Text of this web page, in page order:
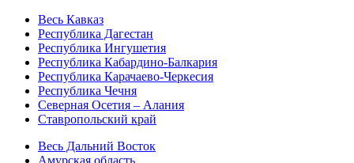
Весь Кавказ
Республика Дагестан
Республика Ингушетия
Республика Кабардино-Балкария
Республика Карачаево-Черкесия
Республика Чечня
Северная Осетия – Алания
Ставропольский край
Весь Дальний Восток
Амурская область